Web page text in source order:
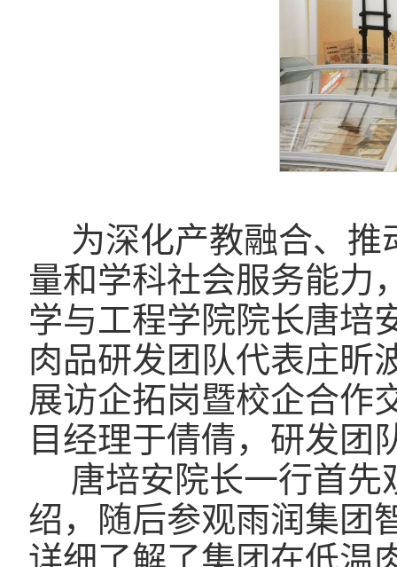
为深化产教融合、
量和学科社会服务能力
学与工程学院院长唐培
肉品研发团队代表庄昕
展访企拓岗暨校企合作
目经理于倩倩，研发团
唐培安院长一行首
绍，随后参观雨润集团